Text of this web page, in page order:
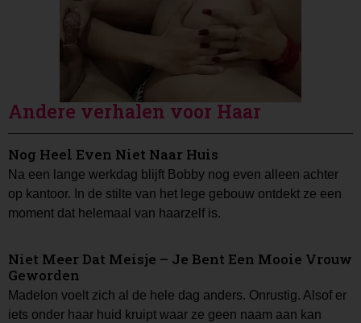
Andere verhalen voor Haar
Nog Heel Even Niet Naar Huis
Na een lange werkdag blijft Bobby nog even alleen achter
op kantoor. In de stilte van het lege gebouw ontdekt ze een
moment dat helemaal van haarzelf is.
Niet Meer Dat Meisje – Je Bent Een Mooie Vrouw
Geworden
Madelon voelt zich al de hele dag anders. Onrustig. Alsof er
iets onder haar huid kruipt waar ze geen naam aan kan